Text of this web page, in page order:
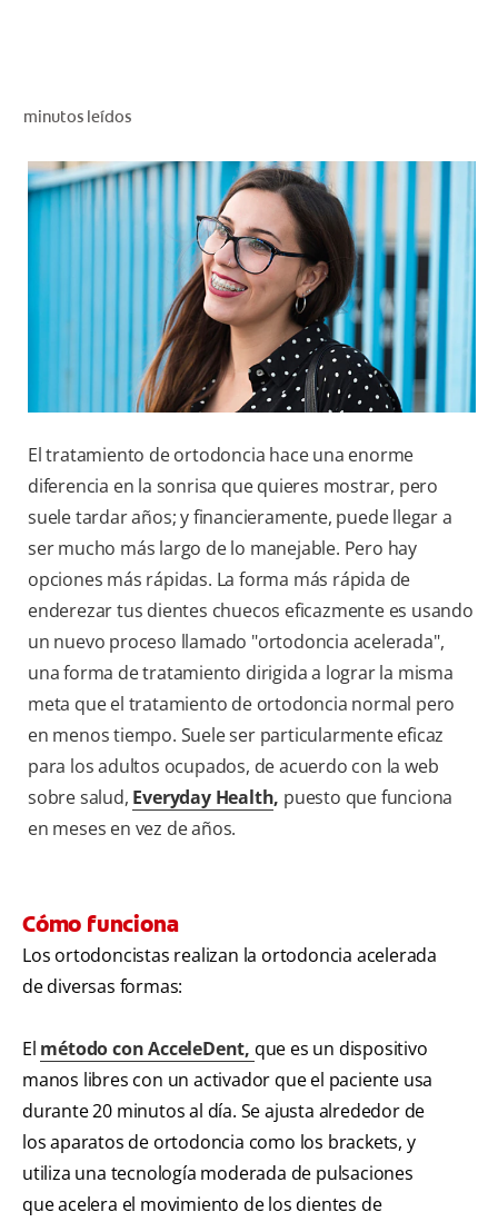
DÓNDE COMPRAR
BO (ES)
SUSCRÍBETE
minutos leídos
El tratamiento de ortodoncia hace una enorme
diferencia en la sonrisa que quieres mostrar, pero
suele tardar años; y financieramente, puede llegar a
ser mucho más largo de lo manejable. Pero hay
opciones más rápidas. La forma más rápida de
enderezar tus dientes chuecos eficazmente es usando
un nuevo proceso llamado "ortodoncia acelerada",
una forma de tratamiento dirigida a lograr la misma
meta que el tratamiento de ortodoncia normal pero
en menos tiempo. Suele ser particularmente eficaz
para los adultos ocupados, de acuerdo con la web
sobre salud, Everyday Health, puesto que funciona
en meses en vez de años.
Cómo funciona
Los ortodoncistas realizan la ortodoncia acelerada
de diversas formas:
El método con AcceleDent, que es un dispositivo
manos libres con un activador que el paciente usa
durante 20 minutos al día. Se ajusta alrededor de
los aparatos de ortodoncia como los brackets, y
utiliza una tecnología moderada de pulsaciones
que acelera el movimiento de los dientes de